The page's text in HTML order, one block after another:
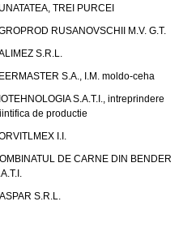
TREI PURCEI
RUSANOVSCHII M.V. G.T.
S.R.L.
S.A., I.M. moldo-ceha
S.A.T.I., intreprindere
de productie
I.I.
DE CARNE DIN BENDER
S.R.L.